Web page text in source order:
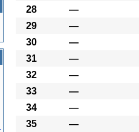
28
―
29
―
30
―
31
―
32
―
33
―
34
―
35
―